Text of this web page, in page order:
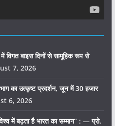
बाइस दिनों से सामूहिक रूप से
7, 2026
का उत्कृष्ट प्रदर्शन, जून में 30 हजार
6, 2026
में बढ़ता है भारत का सम्मान” : — प्रो.